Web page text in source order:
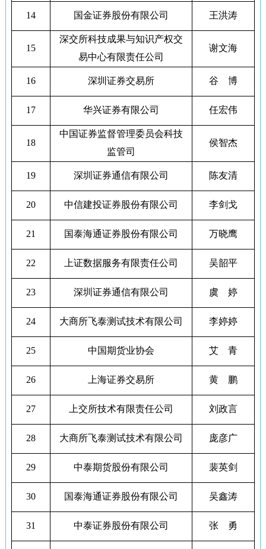
14 国金证券股份有限公司 王洪涛
15
深交所科技成果与知识产权交
易中心有限责任公司
谢文海
16 深圳证券交易所 谷 博
17 华兴证券有限公司 任宏伟
18
中国证券监督管理委员会科技
监管司
侯智杰
19 深圳证券通信有限公司 陈友清
20 中信建投证券股份有限公司 李剑戈
21 国泰海通证券股份有限公司 万晓鹰
22 上证数据服务有限责任公司 吴韶平
23 深圳证券通信有限公司 虞 婷
24 大商所飞泰测试技术有限公司 李婷婷
25 中国期货业协会 艾 青
26 上海证券交易所 黄 鹏
27 上交所技术有限责任公司 刘政言
28 大商所飞泰测试技术有限公司 庞彦广
29 中泰期货股份有限公司 裴英剑
30 国泰海通证券股份有限公司 吴鑫涛
31 中泰证券股份有限公司 张 勇